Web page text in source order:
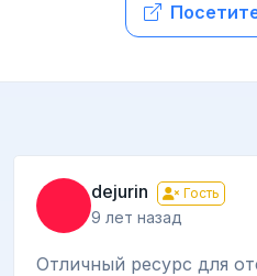
dejurin Гость
9 лет назад
Отличный ресурс для